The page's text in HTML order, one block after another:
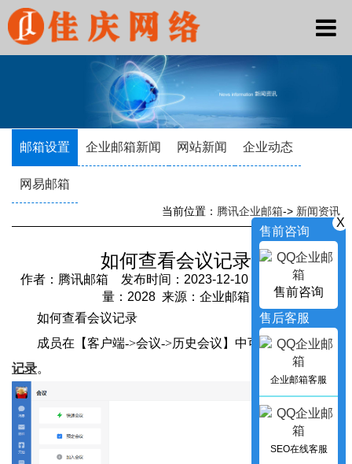
邮箱设置 企业邮箱新闻 网站新闻 企业动态
网易邮箱
当前位置： 腾讯企业邮箱-> 新闻资讯
如何查看会议记录
作者：腾讯邮箱 发布时间：2023-12-10 21:43:49 访问
量：2028 来源：企业邮箱
如何查看会议记录
成员在【客户端->会议->历史会议】中可查看历史会议
记录。
X
售前咨询
售前咨询
售后客服
企业邮箱客服
SEO在线客服